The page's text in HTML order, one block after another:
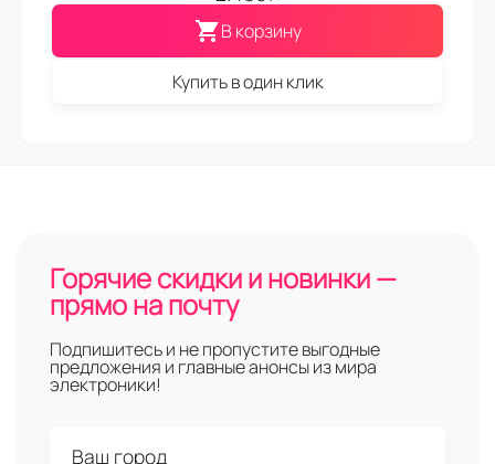
В корзину
Купить в один клик
Горячие скидки и новинки —
прямо на почту
Подпишитесь и не пропустите выгодные
предложения и главные анонсы из мира
электроники!